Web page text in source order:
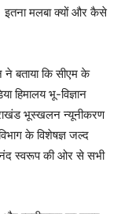
इतना मलबा क्यों और कैसे
ने बताया कि सीएम के
हिमालय भू-विज्ञान
भूस्खलन न्यूनीकरण
के विशेषज्ञ जल्द
स्वरूप की ओर से सभी